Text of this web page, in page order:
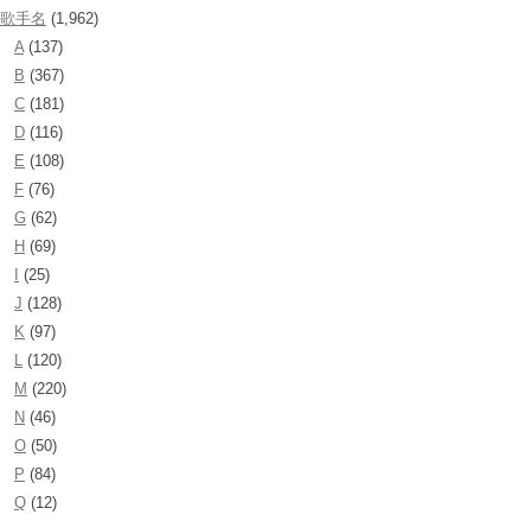
歌手名 (1,962)
A(137)
B (367)
C (181)
D (116)
E (108)
F (76)
G (62)
H (69)
(25)
J (128)
K (97)
L (120)
M (220)
N (46)
O (50)
P (84)
Q (12)